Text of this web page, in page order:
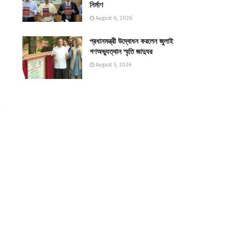
নির্মাণ
August 6, 2026
প্রধানমন্ত্রী উদ্বোধন করলেন জুলাই
গণঅভ্যুত্থান স্মৃতি জাদুঘর
August 5, 2026